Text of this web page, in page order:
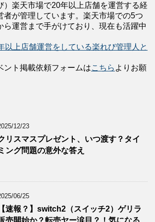
）楽天市場で20年以上店舗を運営する経
者が管理しています。楽天市場での5つ
ら運営まで手がけており、現在も活躍中
以上店舗運営をしている楽れび管理人と
ント掲載依頼フォームはこちら よりお願
12/23
リスマスプレゼント、いつ渡す？タイ
ング問題の意外な答え
06/25
【速報？】switch2（スイッチ2）ゲリラ
売開始か？転売ヤー涙目？！気になる